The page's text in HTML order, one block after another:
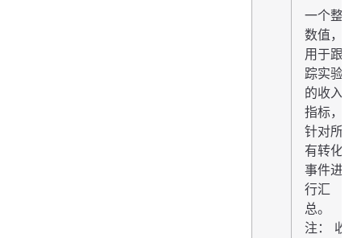
一个整
数值，
用于跟
踪实验
的收入
指标，
针对所
有转化
事件进
行汇
总。
注： 收